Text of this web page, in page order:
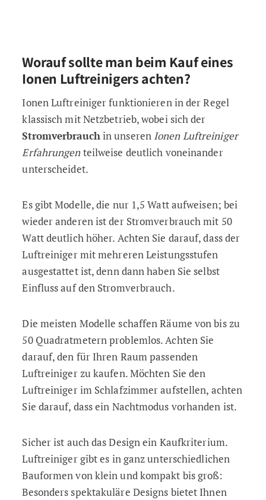
Worauf sollte man beim Kauf eines
Ionen Luftreinigers achten?
Ionen Luftreiniger funktionieren in der Regel
klassisch mit Netzbetrieb, wobei sich der
Stromverbrauchin unseren Ionen Luftreiniger
Erfahrungenteilweise deutlich voneinander
unterscheidet.
Es gibt Modelle, die nur 1,5 Watt aufweisen; bei
wieder anderen ist der Stromverbrauch mit 50
Watt deutlich höher. Achten Sie darauf, dass der
Luftreiniger mit mehreren Leistungsstufen
ausgestattet ist, denn dann haben Sie selbst
Einfluss auf den Stromverbrauch.
Die meisten Modelle schaffen Räume von bis zu
50 Quadratmetern problemlos. Achten Sie
darauf, den für Ihren Raum passenden
Luftreiniger zu kaufen. Möchten Sie den
Luftreiniger im Schlafzimmer aufstellen, achten
Sie darauf, dass ein Nachtmodus vorhanden ist.
Sicher ist auch das Design ein Kaufkriterium.
Luftreiniger gibt es in ganz unterschiedlichen
Bauformen von klein und kompakt bis groß:
Besonders spektakuläre Designs bietet Ihnen